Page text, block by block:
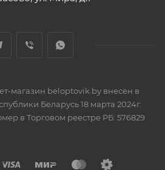
магазин beloptovik.by внесен в
Беларусь 18 марта 2024г.
в Торговом реестре РБ: 576829